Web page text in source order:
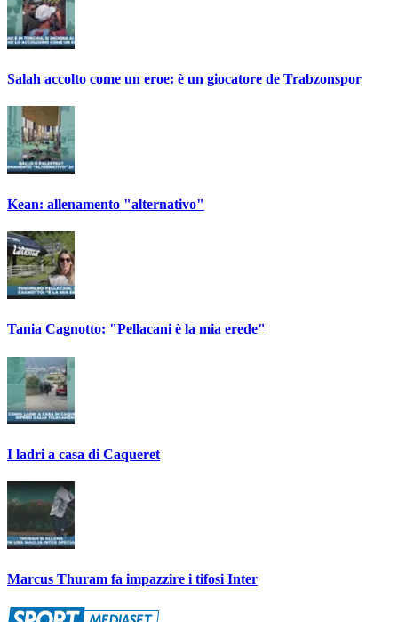
Salah accolto come un eroe: è un giocatore de Trabzonspor
Kean: allenamento "alternativo"
Tania Cagnotto: "Pellacani è la mia erede"
I ladri a casa di Caqueret
Marcus Thuram fa impazzire i tifosi Inter